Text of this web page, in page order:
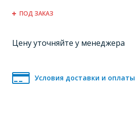
ПОД ЗАКАЗ
Цену уточняйте у менеджера
Условия доставки и оплаты